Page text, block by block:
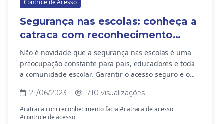
Controle de Acesso
Segurança nas escolas: conheça a
catraca com reconhecimento
facial
Não é novidade que a segurança nas escolas é uma
preocupação constante para pais, educadores e toda
a comunidade escolar. Garantir o acesso seguro e o
21/06/2023 710 visualizações
#catraca com reconhecimento facial#catraca de acesso
#controle de acesso